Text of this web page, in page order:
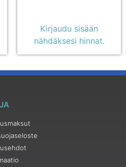
Kirjaudu sisään
nähdäksesi hinnat.